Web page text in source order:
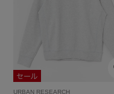
URBAN RESEARCH